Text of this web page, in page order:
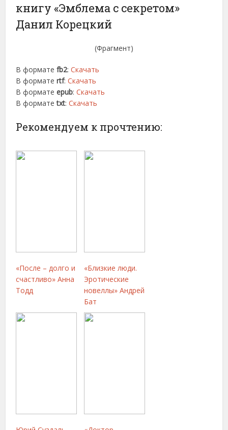
книгу «Эмблема с секретом»
Данил Корецкий
(Фрагмент)
В форматеfb2:Скачать
В форматеrtf:Скачать
В форматеepub:Скачать
В форматеtxt:Скачать
Рекомендуем к прочтению:
«После – долго и
счастливо» Анна
Тодд
«Близкие люди.
Эротические
новеллы» Андрей
Бат